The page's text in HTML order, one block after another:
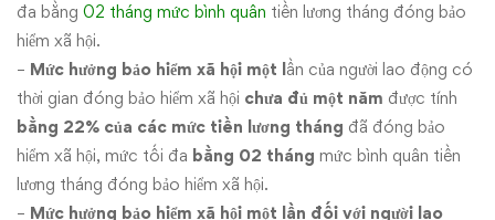
đa bằng 02 tháng mức bình quân tiền lương tháng đóng bảo
hiểm xã hội.
– Mức hưởng bảo hiểm xã hội một lần của người lao động có
thời gian đóng bảo hiểm xã hội chưa đủ một năm được tính
bằng 22% của các mức tiền lương tháng đã đóng bảo
hiểm xã hội, mức tối đa bằng 02 tháng mức bình quân tiền
lương tháng đóng bảo hiểm xã hội.
– Mức hưởng bảo hiểm xã hội một lần đối với người lao